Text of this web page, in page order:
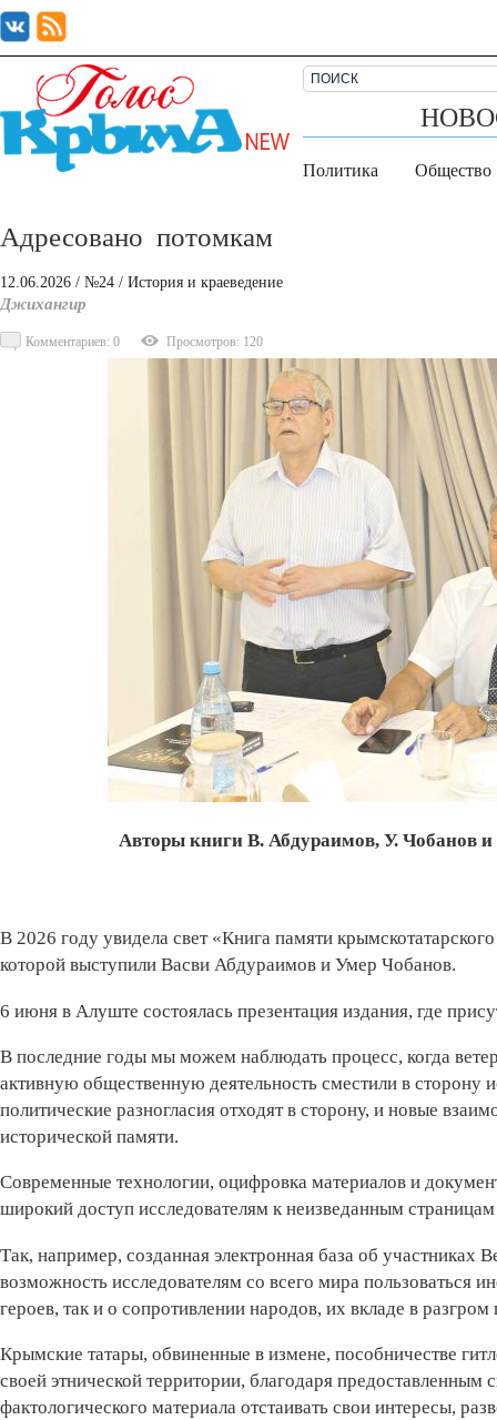
Политика Общество
Адресовано потомкам
12.06.2026 / №24 / История и краеведение
Джихангир
Комментариев: 0 Просмотров: 120
Авторы книги В. Абдураимов, У. Чобанов
В 2026 году увидела свет «Книга памяти
которой выступили Васви Абдураимов и Умер Чобанов.
6 июня в Алуште состоялась презентация издания, где
В последние годы мы можем наблюдать процесс, когда
активную общественную деятельность сместили в сторону
политические разногласия отходят в сторону, и новые
исторической памяти.
Современные технологии, оцифровка материалов и
широкий доступ исследователям к неизведанным
Так, например, созданная электронная база об участниках
возможность исследователям со всего мира пользоваться
героев, так и о сопротивлении народов, их вкладе в разгром
Крымские татары, обвиненные в измене, пособничестве
своей этнической территории, благодаря
фактологического материала отстаивать свои интересы,